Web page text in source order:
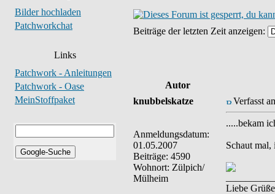
Bilder hochladen
Patchworkchat
Links
Patchwork - Anleitungen
Patchwork - Oase
MeinStoffpaket
Beiträge der letzten Zeit anzeigen:
Autor
knubbelskatze
Anmeldungsdatum:
01.05.2007
Beiträge: 4590
Wohnort: Zülpich/
Mülheim
Verfasst
.....bekam
Schaut mal,
Liebe Grüße